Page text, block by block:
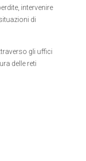
intervenire
di
gli uffici
delle reti